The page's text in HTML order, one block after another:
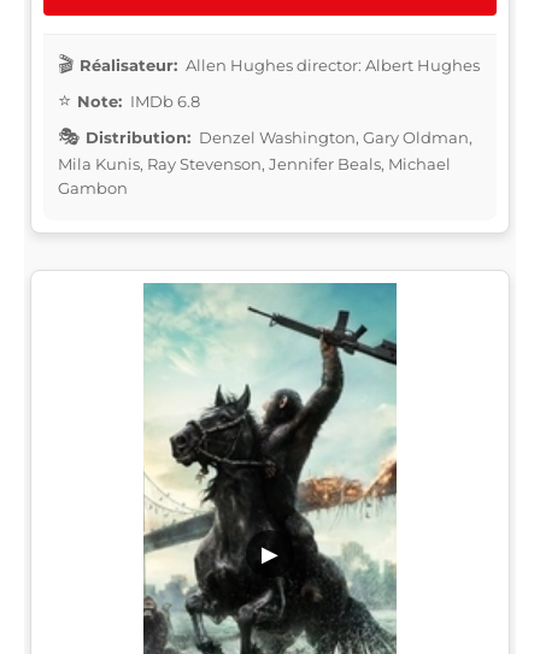
Réalisateur: Allen Hughes director: Albert Hughes
Note: IMDb 6.8
Distribution: Denzel Washington, Gary Oldman,
Mila Kunis, Ray Stevenson, Jennifer Beals, Michael
Gambon
▶